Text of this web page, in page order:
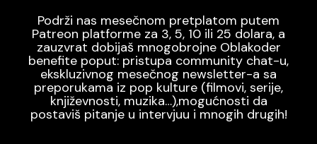
Podrži nas mesečnom pretplatom putem
Patreon platforme za 3, 5, 10 ili 25 dolara, a
zauzvrat dobijaš mnogobrojne Oblakoder
benefite poput: pristupa community chat-u,
ekskluzivnog mesečnog newsletter-a sa
preporukama iz pop kulture (filmovi, serije,
književnosti, muzika…),mogućnosti da
postaviš pitanje u intervjuu i mnogih drugih!